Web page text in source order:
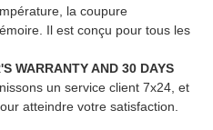
la coupure
Il est conçu pour tous les
WARRANTY AND 30 DAYS
un service client 7x24, et
atteindre votre satisfaction.